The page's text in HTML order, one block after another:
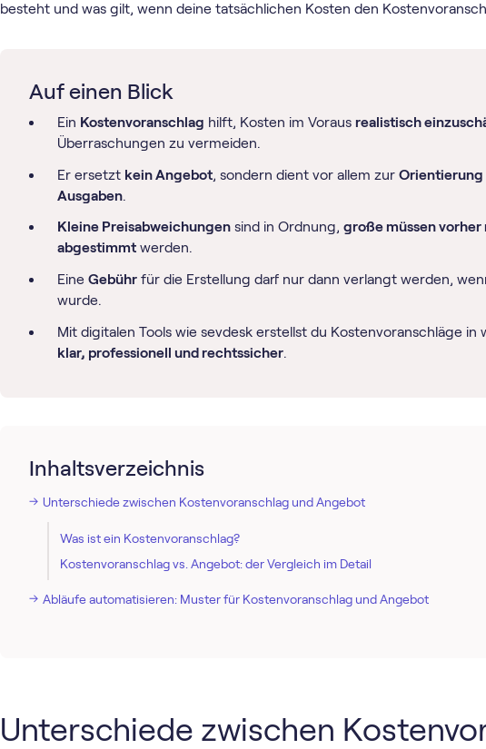
besteht und was gilt, wenn deine tatsächlichen Kosten den
Auf einen Blick
Ein Kostenvoranschlag hilft, Kosten im Vorausrealistisch
Überraschungen zu vermeiden.
Er ersetzt kein Angebot, sondern dient vor allem zur
Ausgaben.
Kleine Preisabweichungen sind in Ordnung,große müssen
abgestimmt werden.
EineGebühr für die Erstellung darf nur dann verlangt werden,
wurde.
Mit digitalen Tools wie sevdesk erstellst du Kostenvoranschläge in
klar, professionell und rechtssicher.
Inhaltsverzeichnis
Unterschiede zwischen Kostenvoranschlag und Angebot
Was ist ein Kostenvoranschlag?
Kostenvoranschlag vs. Angebot: der Vergleich im Detail
Abläufe automatisieren: Muster für Kostenvoranschlag und Angebot
Unterschiede zwischen